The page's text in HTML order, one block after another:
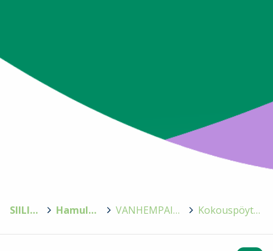
SIILINJÄRVI > Hamulan koulu > VANHEMPAINYHDISTYS > Kokouspöytäkirjat